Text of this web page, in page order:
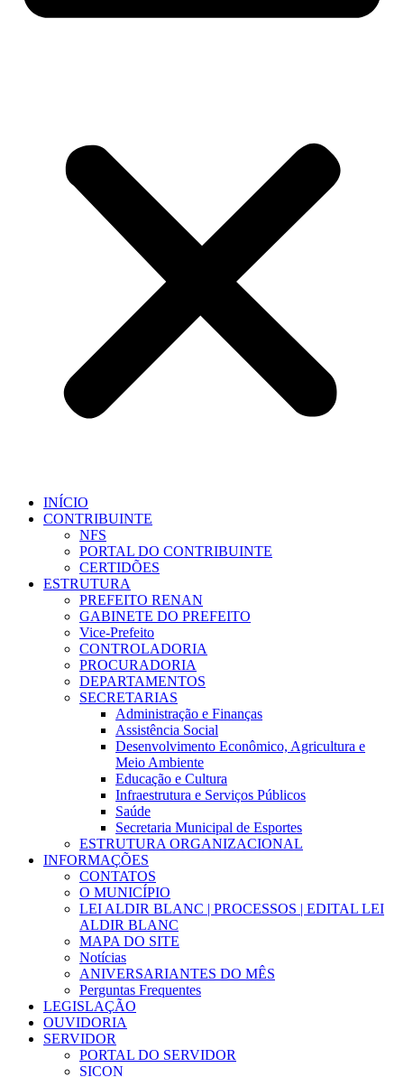
INÍCIO
CONTRIBUINTE
NFS
PORTAL DO CONTRIBUINTE
CERTIDÕES
ESTRUTURA
PREFEITO RENAN
GABINETE DO PREFEITO
Vice-Prefeito
CONTROLADORIA
PROCURADORIA
DEPARTAMENTOS
SECRETARIAS
Administração e Finanças
Assistência Social
Desenvolvimento Econômico, Agricultura e
Meio Ambiente
Educação e Cultura
Infraestrutura e Serviços Públicos
Saúde
Secretaria Municipal de Esportes
ESTRUTURA ORGANIZACIONAL
INFORMAÇÕES
CONTATOS
O MUNICÍPIO
LEI ALDIR BLANC | PROCESSOS | EDITAL LEI
ALDIR BLANC
MAPA DO SITE
Notícias
ANIVERSARIANTES DO MÊS
Perguntas Frequentes
LEGISLAÇÃO
OUVIDORIA
SERVIDOR
PORTAL DO SERVIDOR
SICON